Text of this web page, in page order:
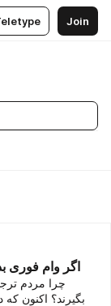
Join
اگر وام فوری
چرا مردم
بگیرند؟